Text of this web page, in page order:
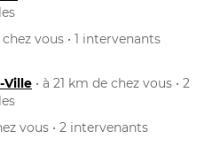
vous • 1 intervenants
Ville • à 21 km de chez vous • 2
vous • 2 intervenants